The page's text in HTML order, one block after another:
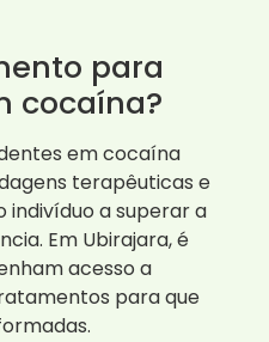
para
cocaína?
em cocaína
terapêuticas e
indivíduo a superar a
Em Ubirajara, é
acesso a
para que